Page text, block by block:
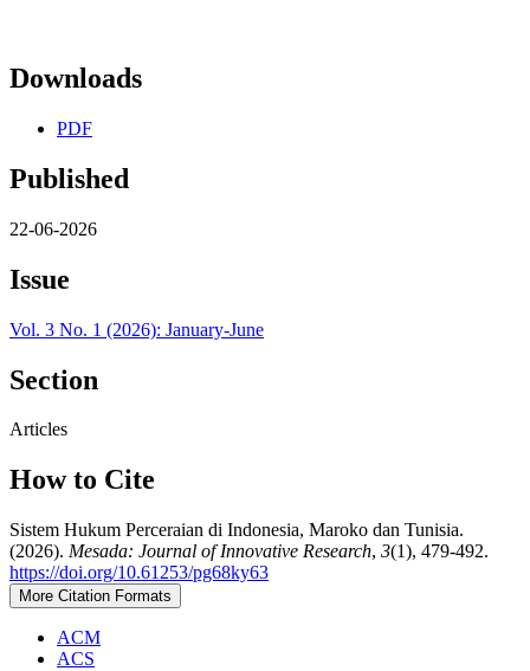
Downloads
PDF
Published
22-06-2026
Issue
Vol. 3 No. 1 (2026): January-June
Section
Articles
How to Cite
Sistem Hukum Perceraian di Indonesia, Maroko dan Tunisia.
(2026). Mesada: Journal of Innovative Research, 3(1), 479-492.
https://doi.org/10.61253/pg68ky63
More Citation Formats
ACM
ACS